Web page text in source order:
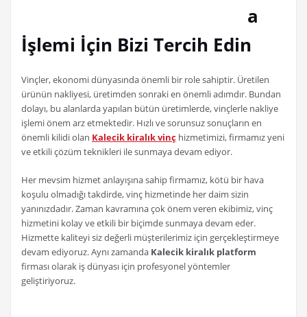
a
İşlemi İçin Bizi Tercih Edin
Vinçler, ekonomi dünyasında önemli bir role sahiptir. Üretilen
ürünün nakliyesi, üretimden sonraki en önemli adımdır. Bundan
dolayı, bu alanlarda yapılan bütün üretimlerde, vinçlerle nakliye
işlemi önem arz etmektedir. Hızlı ve sorunsuz sonuçların en
önemli kilidi olan Kalecik kiralık vinç hizmetimizi, firmamız yeni
ve etkili çözüm teknikleri ile sunmaya devam ediyor.
Her mevsim hizmet anlayışına sahip firmamız, kötü bir hava
koşulu olmadığı takdirde, vinç hizmetinde her daim sizin
yanınızdadır. Zaman kavramına çok önem veren ekibimiz, vinç
hizmetini kolay ve etkili bir biçimde sunmaya devam eder.
Hizmette kaliteyi siz değerli müşterilerimiz için gerçekleştirmeye
devam ediyoruz. Aynı zamanda Kalecik kiralık platform
firması olarak iş dünyası için profesyonel yöntemler
geliştiriyoruz.